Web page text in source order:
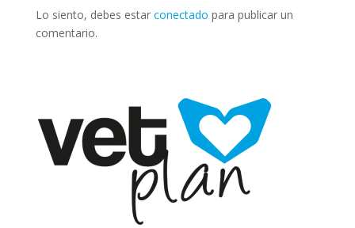
Lo siento, debes estar conectado para publicar un
comentario.